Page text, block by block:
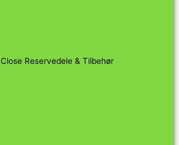
Close Reservedele & Tilbehør